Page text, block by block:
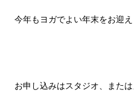
今年もヨガでよい年末をお迎
お申し込みはスタジオ、また